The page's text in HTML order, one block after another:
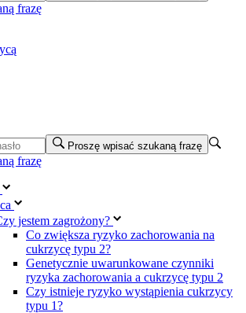
frazę
Proszę wpisać szukaną frazę
frazę
jestem zagrożony?
Co zwiększa ryzyko zachorowania na
cukrzycę typu 2?
Genetycznie uwarunkowane czynniki
ryzyka zachorowania a cukrzycę typu 2
Czy istnieje ryzyko wystąpienia cukrzycy
typu 1?